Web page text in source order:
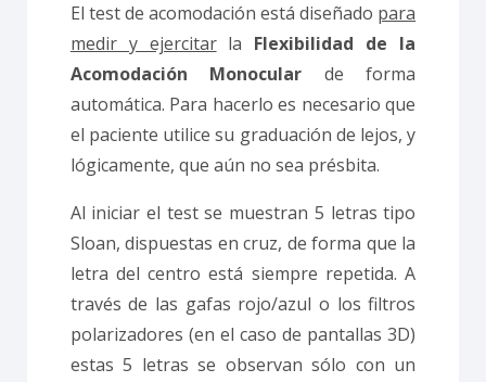
El test de acomodación está diseñado para
medir y ejercitarla Flexibilidad de la
Acomodación Monocular de forma
automática. Para hacerlo es necesario que
el paciente utilice su graduación de lejos, y
lógicamente, que aún no sea présbita.
Al iniciar el test se muestran 5 letras tipo
Sloan, dispuestas en cruz, de forma que la
letra del centro está siempre repetida. A
través de las gafas rojo/azul o los filtros
polarizadores (en el caso de pantallas 3D)
estas 5 letras se observan sólo con un